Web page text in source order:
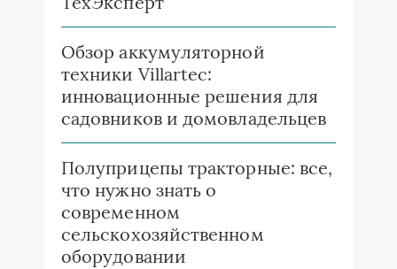
Обзор аккумуляторной
техники Villartec:
инновационные решения для
садовников и домовладельцев
Полуприцепы тракторные: все,
что нужно знать о
современном
сельскохозяйственном
оборудовании